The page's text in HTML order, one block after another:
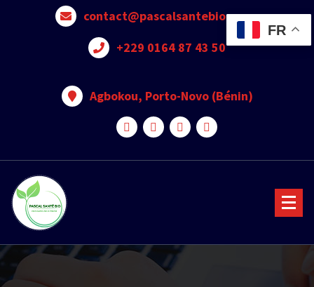
contact@pascalsantebio.com
+229 0164 87 43 50
Agbokou, Porto-Novo (Bénin)
FR